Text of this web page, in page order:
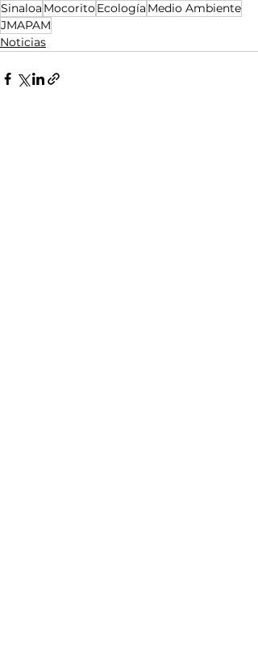
Sinaloa MocoritoEcología Medio Ambiente
JMAPAM
Noticias